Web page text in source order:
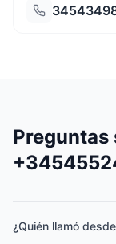
Preguntas
¿Quién llamó